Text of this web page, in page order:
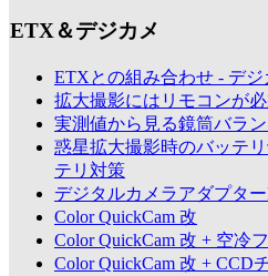
ETX＆デジカメ
ETXとの組み合わせ - デジ
拡大撮影にはリモコンが
実測値から見る鏡筒バラ
惑星拡大撮影時のバッテ
テリ対策
デジタルカメラアダプタ
Color QuickCam 改
Color QuickCam 改 + 空冷
Color QuickCam 改 + CCD